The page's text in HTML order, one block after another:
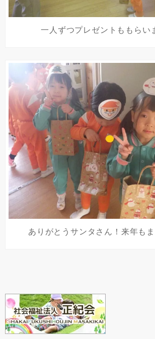
一人ずつプレゼントももらい
ありがとうサンタさん！来年もま